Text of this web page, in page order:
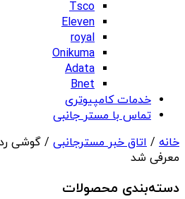
Tsco
Eleven
royal
Onikuma
Adata
Bnet
خدمات کامپیوتری
تماس با مستر جانبی
خانه / اتاق خبر مسترجانبی
معرفی شد
دسته‌بندی‌ محصولات